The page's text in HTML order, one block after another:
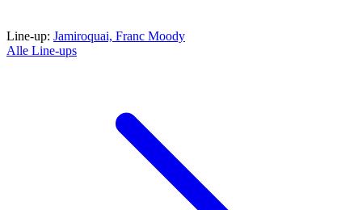
Line-up: Jamiroquai, Franc Moody
Alle Line-ups